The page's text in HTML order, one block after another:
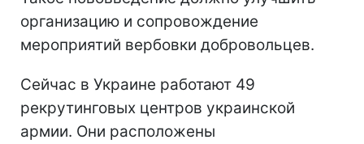
организацию и сопровождение
мероприятий вербовки добровольцев.
Сейчас в Украине работают 49
рекрутинговых центров украинской
армии. Они расположены